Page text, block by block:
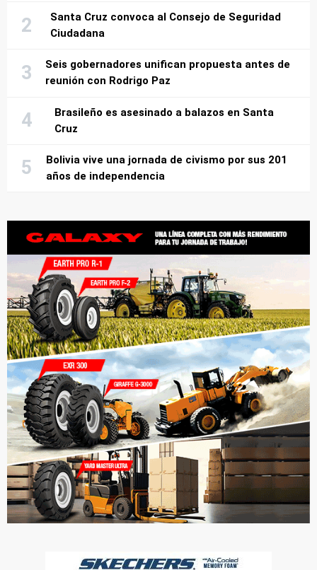
Santa Cruz convoca al Consejo de Seguridad
Ciudadana
Seis gobernadores unifican propuesta antes de
reunión con Rodrigo Paz
Brasileño es asesinado a balazos en Santa
Cruz
Bolivia vive una jornada de civismo por sus 201
años de independencia